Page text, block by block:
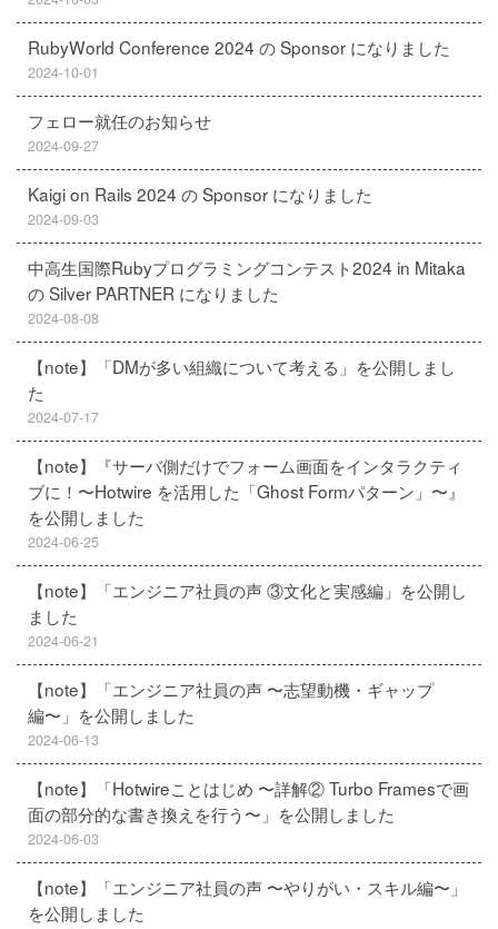
RubyWorld Conference 2024 の Sponsor になりました
2024-10-01
フェロー就任のお知らせ
2024-09-27
Kaigi on Rails 2024 の Sponsor になりました
2024-09-03
中高生国際Rubyプログラミングコンテスト2024 in Mitaka
の Silver PARTNER になりました
2024-08-08
【note】「DMが多い組織について考える」を公開しまし
た
2024-07-17
【note】『サーバ側だけでフォーム画面をインタラクティ
ブに！〜Hotwire を活用した「Ghost Formパターン」〜』
を公開しました
2024-06-25
【note】「エンジニア社員の声 ③文化と実感編」を公開し
ました
2024-06-21
【note】「エンジニア社員の声 〜志望動機・ギャップ
編〜」を公開しました
2024-06-13
【note】「Hotwireことはじめ 〜詳解② Turbo Framesで画
面の部分的な書き換えを行う〜」を公開しました
2024-06-03
【note】「エンジニア社員の声 〜やりがい・スキル編〜」
を公開しました